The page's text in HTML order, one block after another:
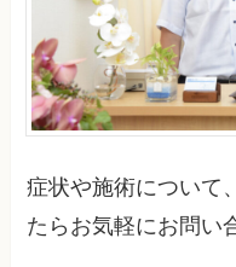
症状や施術について
たらお気軽にお問い